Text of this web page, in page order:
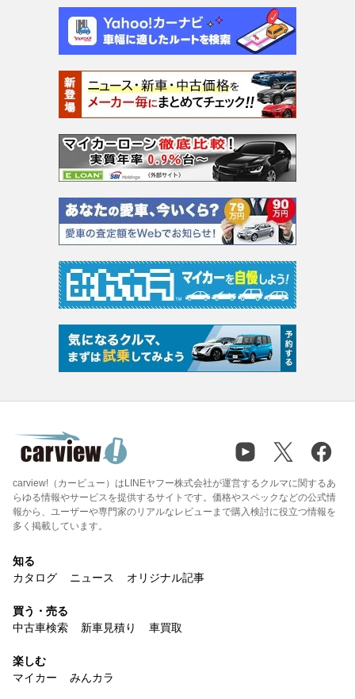
carview!（カービュー）はLINEヤフー株式会社が運営するクルマに関するあ
らゆる情報やサービスを提供するサイトです。価格やスペックなどの公式情
報から、ユーザーや専門家のリアルなレビューまで購入検討に役立つ情報を
多く掲載しています。
知る
カタログ
ニュース オリジナル記事
買う・売る
中古車検索
新車見積り 車買取
楽しむ
マイカー
みんカラ